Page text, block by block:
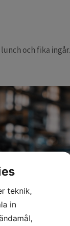
och fika ingår.
teknik,
in